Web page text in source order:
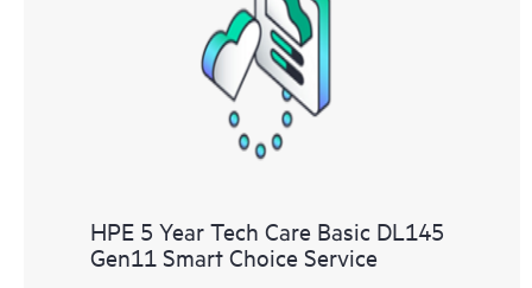
HPE 5 Year Tech Care Basic DL145
Gen11 Smart Choice Service